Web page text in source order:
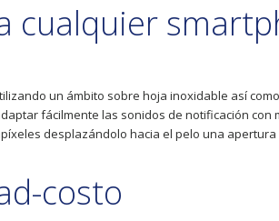
cualquier
un ámbito sobre hoja inoxidable así­
fácilmente las sonidos de notificación con
desplazándolo hacia el pelo una
costo